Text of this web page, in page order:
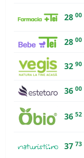
28 00
28 00
32 90
36 00
36 52
37 73